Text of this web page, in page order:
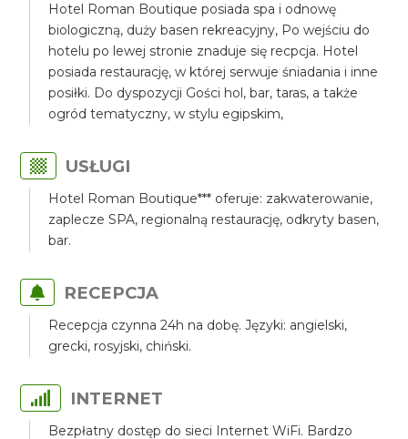
Hotel Roman Boutique posiada spa i odnowę
biologiczną, duży basen rekreacyjny, Po wejściu do
hotelu po lewej stronie znaduje się recpcja. Hotel
posiada restaurację, w której serwuje śniadania i inne
posiłki. Do dyspozycji Gości hol, bar, taras, a także
ogród tematyczny, w stylu egipskim,
USŁUGI
Hotel Roman Boutique*** oferuje: zakwaterowanie,
zaplecze SPA, regionalną restaurację, odkryty basen,
bar.
RECEPCJA
Recepcja czynna 24h na dobę. Języki: angielski,
grecki, rosyjski, chiński.
INTERNET
Bezpłatny dostęp do sieci Internet WiFi. Bardzo